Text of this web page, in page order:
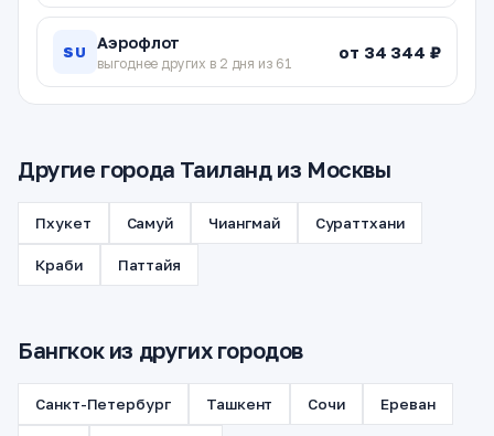
SU Аэрофлот
выгоднее других в 2 дня из 61
от 34 344 ₽
Другие города Таиланд из Москвы
Пхукет Самуй Чиангмай Сураттхани
Краби Паттайя
Бангкок из других городов
Санкт-Петербург Ташкент Сочи Ереван